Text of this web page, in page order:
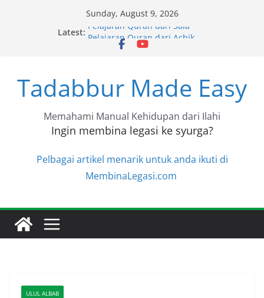
Sunday, August 9, 2026
Latest: Pelajaran Quran dari Sala
Pelajaran Quran dari Achik
Pelajaran Quran dari Niza
Tadabbur Made Easy
Memahami Manual Kehidupan dari Ilahi
Ingin membina legasi ke syurga?
Pelbagai artikel menarik untuk anda ikuti di
MembinaLegasi.com
ULUL ALBAB